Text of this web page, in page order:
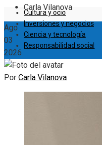
Cultura y ocio
Inversiones y negocios
Ciencia y tecnología
Responsabilidad social
Carla Vilanova
Ago
03
2026
Por Carla Vilanova